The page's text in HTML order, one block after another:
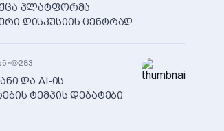
პლატფორმა
დისკუსიის ცენტრად
• 283
და AI-ის
ტემპის დებატები